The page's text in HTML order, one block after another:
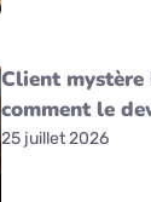
Client
comment le
25 juillet 2026